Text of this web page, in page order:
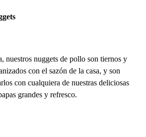
nuestros nuggets de pollo son tiernos y
con el sazón de la casa, y son
con cualquiera de nuestras deliciosas
grandes y refresco.